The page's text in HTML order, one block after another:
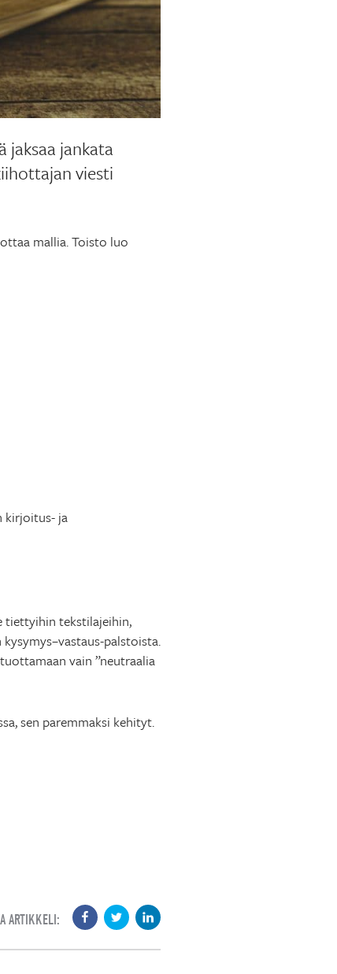
jaksaa jankata
viesti
mallia. Toisto luo
kirjoitus- ja
tiettyihin tekstilajeihin,
palstoista.
vain ”neutraalia
sen paremmaksi kehityt.
ARTIKKELI: